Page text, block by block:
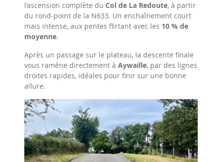
l’ascension complète du Col de La Redoute, à partir
du rond-point de la N633. Un enchaînement court
mais intense, aux pentes flirtant avec les 10 % de
moyenne.
Après un passage sur le plateau, la descente finale
vous ramène directement à Aywaille, par des lignes
droites rapides, idéales pour finir sur une bonne
allure.